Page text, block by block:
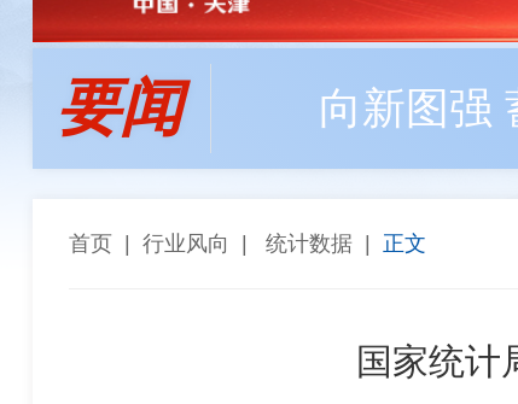
程利伟 程利伟 王永才 王炯辉 王
刘 钦 刘炳宇 邹
李全生 陈长宏 陈
张斗群 王乐译 唐 社 董
探矿工程所自主研发数字岩心钻机，最大钻
中国矿业大学筹建战略矿产资源学院
希尔威参股企业实现厄瓜多尔金铜矿勘探重
要闻 向新图强
首页 行业风向 统计数据| 正文
国家统计